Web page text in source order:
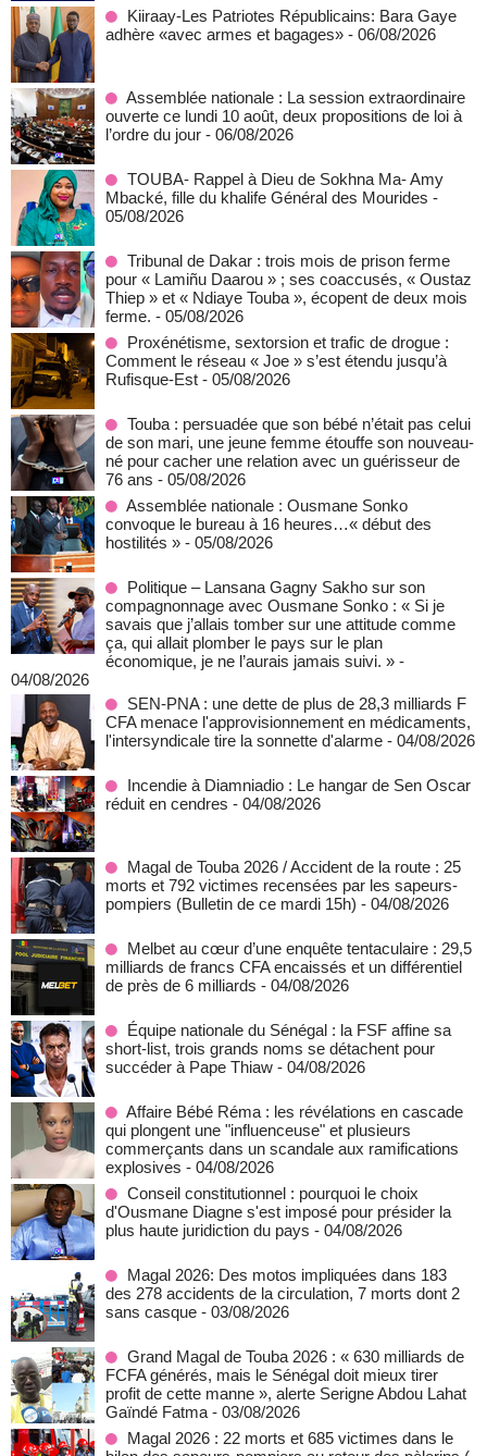
Kiiraay-Les Patriotes Républicains: Bara Gaye
adhère «avec armes et bagages» - 06/08/2026
Assemblée nationale : La session extraordinaire
ouverte ce lundi 10 août, deux propositions de loi à
l’ordre du jour - 06/08/2026
TOUBA- Rappel à Dieu de Sokhna Ma- Amy
Mbacké, fille du khalife Général des Mourides -
05/08/2026
Tribunal de Dakar : trois mois de prison ferme
pour « Lamiñu Daarou » ; ses coaccusés, « Oustaz
Thiep » et « Ndiaye Touba », écopent de deux mois
ferme. - 05/08/2026
Proxénétisme, sextorsion et trafic de drogue :
Comment le réseau « Joe » s’est étendu jusqu’à
Rufisque-Est - 05/08/2026
Touba : persuadée que son bébé n’était pas celui
de son mari, une jeune femme étouffe son nouveau-
né pour cacher une relation avec un guérisseur de
76 ans - 05/08/2026
Assemblée nationale : Ousmane Sonko
convoque le bureau à 16 heures…« début des
hostilités » - 05/08/2026
Politique – Lansana Gagny Sakho sur son
compagnonnage avec Ousmane Sonko : « Si je
savais que j’allais tomber sur une attitude comme
ça, qui allait plomber le pays sur le plan
économique, je ne l’aurais jamais suivi. » -
04/08/2026
SEN-PNA : une dette de plus de 28,3 milliards F
CFA menace l'approvisionnement en médicaments,
l'intersyndicale tire la sonnette d'alarme - 04/08/2026
Incendie à Diamniadio : Le hangar de Sen Oscar
réduit en cendres - 04/08/2026
Magal de Touba 2026 / Accident de la route : 25
morts et 792 victimes recensées par les sapeurs-
pompiers (Bulletin de ce mardi 15h) - 04/08/2026
Melbet au cœur d’une enquête tentaculaire : 29,5
milliards de francs CFA encaissés et un différentiel
de près de 6 milliards - 04/08/2026
Équipe nationale du Sénégal : la FSF affine sa
short-list, trois grands noms se détachent pour
succéder à Pape Thiaw - 04/08/2026
Affaire Bébé Réma : les révélations en cascade
qui plongent une "influenceuse" et plusieurs
commerçants dans un scandale aux ramifications
explosives - 04/08/2026
Conseil constitutionnel : pourquoi le choix
d'Ousmane Diagne s'est imposé pour présider la
plus haute juridiction du pays - 04/08/2026
Magal 2026: Des motos impliquées dans 183
des 278 accidents de la circulation, 7 morts dont 2
sans casque - 03/08/2026
Grand Magal de Touba 2026 : « 630 milliards de
FCFA générés, mais le Sénégal doit mieux tirer
profit de cette manne », alerte Serigne Abdou Lahat
Gaïndé Fatma - 03/08/2026
Magal 2026 : 22 morts et 685 victimes dans le